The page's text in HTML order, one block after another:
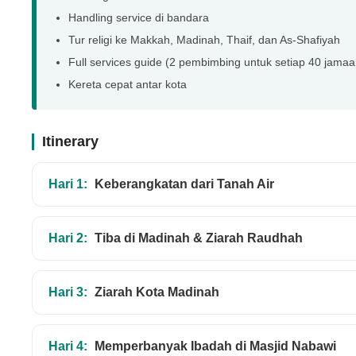
Handling service di bandara
Tur religi ke Makkah, Madinah, Thaif, dan As-Shafiyah
Full services guide (2 pembimbing untuk setiap 40
Kereta cepat antar kota
Itinerary
Hari 1: Keberangkatan dari Tanah Air
Hari 2: Tiba di Madinah & Ziarah Raudhah
Hari 3: Ziarah Kota Madinah
Hari 4: Memperbanyak Ibadah di Masjid Nabawi